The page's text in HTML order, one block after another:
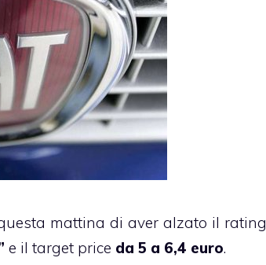
mattina di aver alzato il rating
e il target price da 5 a 6,4 euro.